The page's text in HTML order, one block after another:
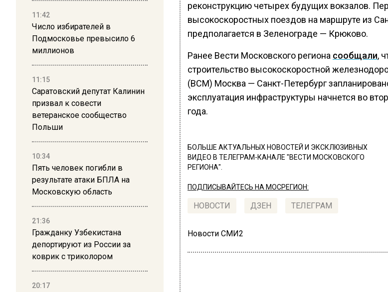
11:42
Число избирателей в
Подмосковье превысило 6
миллионов
11:15
Саратовский депутат Калинин
призвал к совести
ветеранское сообщество
Польши
10:34
Пять человек погибли в
результате атаки БПЛА на
Московскую область
21:36
Гражданку Узбекистана
депортируют из России за
коврик с триколором
20:17
реконструкцию четырех будущих вокзалов.
высокоскоростных поездов на маршруте из
предполагается в Зеленограде — Крюково.
Ранее Вести Московского региона сообщали,
строительство высокоскоростной
(ВСМ) Москва — Санкт-Петербург
эксплуатация инфраструктуры начнется во
года.
БОЛЬШЕ АКТУАЛЬНЫХ НОВОСТЕЙ И ЭКСКЛЮЗИВНЫХ
ВИДЕО В ТЕЛЕГРАМ-КАНАЛЕ "ВЕСТИ МОСКОВСКОГО
РЕГИОНА".
ПОДПИСЫВАЙТЕСЬ НА МОСРЕГИОН:
НОВОСТИ ДЗЕН ТЕЛЕГРАМ
Новости СМИ2